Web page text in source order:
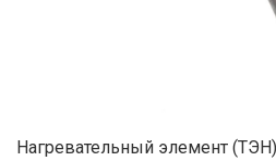
Нагревательный элемент